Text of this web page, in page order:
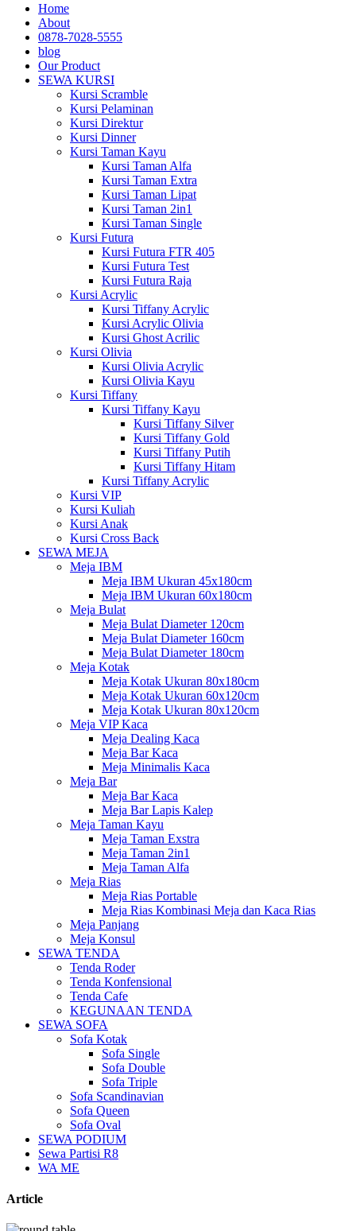
Home
About
0878-7028-5555
blog
Our Product
SEWA KURSI
Kursi Scramble
Kursi Pelaminan
Kursi Direktur
Kursi Dinner
Kursi Taman Kayu
Kursi Taman Alfa
Kursi Taman Extra
Kursi Taman Lipat
Kursi Taman 2in1
Kursi Taman Single
Kursi Futura
Kursi Futura FTR 405
Kursi Futura Test
Kursi Futura Raja
Kursi Acrylic
Kursi Tiffany Acrylic
Kursi Acrylic Olivia
Kursi Ghost Acrilic
Kursi Olivia
Kursi Olivia Acrylic
Kursi Olivia Kayu
Kursi Tiffany
Kursi Tiffany Kayu
Kursi Tiffany Silver
Kursi Tiffany Gold
Kursi Tiffany Putih
Kursi Tiffany Hitam
Kursi Tiffany Acrylic
Kursi VIP
Kursi Kuliah
Kursi Anak
Kursi Cross Back
SEWA MEJA
Meja IBM
Meja IBM Ukuran 45x180cm
Meja IBM Ukuran 60x180cm
Meja Bulat
Meja Bulat Diameter 120cm
Meja Bulat Diameter 160cm
Meja Bulat Diameter 180cm
Meja Kotak
Meja Kotak Ukuran 80x180cm
Meja Kotak Ukuran 60x120cm
Meja Kotak Ukuran 80x120cm
Meja VIP Kaca
Meja Dealing Kaca
Meja Bar Kaca
Meja Minimalis Kaca
Meja Bar
Meja Bar Kaca
Meja Bar Lapis Kalep
Meja Taman Kayu
Meja Taman Exstra
Meja Taman 2in1
Meja Taman Alfa
Meja Rias
Meja Rias Portable
Meja Rias Kombinasi Meja dan Kaca Rias
Meja Panjang
Meja Konsul
SEWA TENDA
Tenda Roder
Tenda Konfensional
Tenda Cafe
KEGUNAAN TENDA
SEWA SOFA
Sofa Kotak
Sofa Single
Sofa Double
Sofa Triple
Sofa Scandinavian
Sofa Queen
Sofa Oval
SEWA PODIUM
Sewa Partisi R8
WA ME
Article